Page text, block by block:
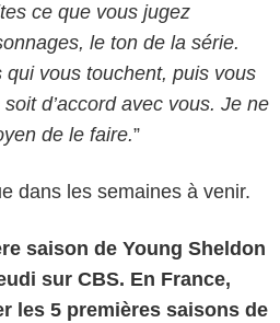
ce que vous jugez
le ton de la série.
qui vous touchent, puis vous
d’accord avec vous. Je ne
de le faire.”
dans les semaines à venir.
saison de Young Sheldon
sur CBS. En France,
les 5 premières saisons de